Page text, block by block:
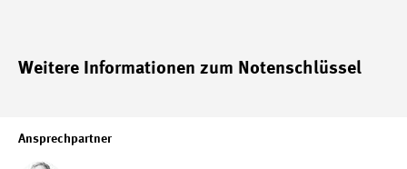
Ansprechpartner
Weitere Informationen zum Notenschlüssel